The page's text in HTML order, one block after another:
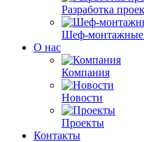
Разработка
Шеф-монтажные
О нас
Компания
Новости
Проекты
Контакты